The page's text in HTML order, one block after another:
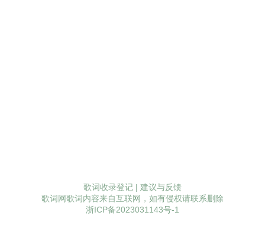
歌词收录登记 | 建议与反馈
歌词网歌词内容来自互联网，如有侵权请联系删除
浙ICP备2023031143号-1